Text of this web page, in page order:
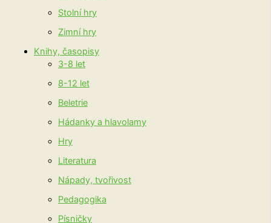
Stolní hry
Zimní hry
Knihy, časopisy
3-8 let
8-12 let
Beletrie
Hádanky a hlavolamy
Hry
Literatura
Nápady, tvořivost
Pedagogika
Písničky